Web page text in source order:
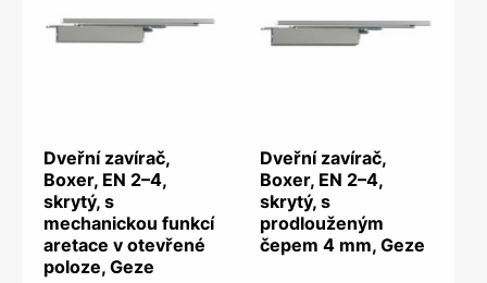
Dveřní zavírač,
Boxer, EN 2–4,
skrytý, s
mechanickou funkcí
aretace v otevřené
poloze, Geze
Dveřní zavírač,
Boxer, EN 2–4,
skrytý, s
prodlouženým
čepem 4 mm, Geze